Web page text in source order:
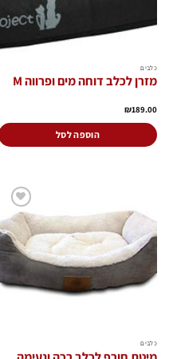
כלבים
מזרן לכלב דוחה מים ופרווה M
₪189.00
הוספה לסל
הוסף
לרשימת
המשאלות
כלבים